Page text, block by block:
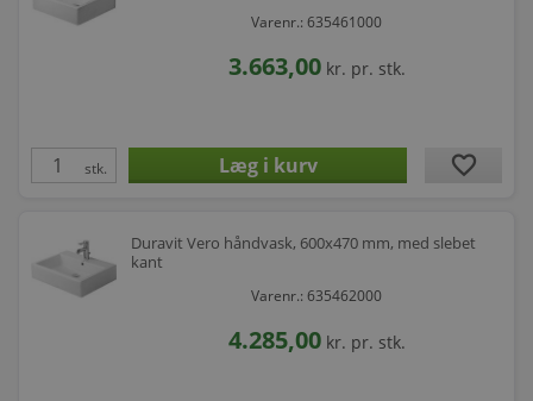
Varenr.: 635461000
3.663,00 kr. pr. stk.
stk. favorite
Duravit Vero håndvask, 600x470 mm, med slebet
kant
Varenr.: 635462000
4.285,00 kr. pr. stk.